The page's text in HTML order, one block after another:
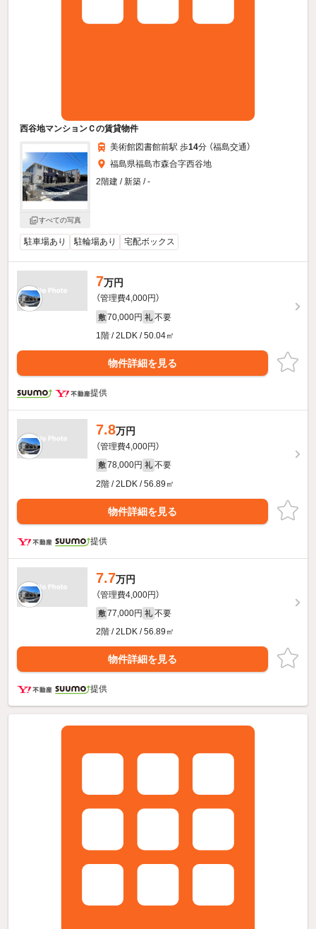
西谷地マンションＣの賃貸物件
すべての写真
美術館図書館前駅 歩14分 （福島交通）
福島県福島市森合字西谷地
2階建 / 新築 / -
駐車場あり 駐輪場あり 宅配ボックス
7万円
（管理費4,000円）
敷 70,000円 礼 不要
1階 / 2LDK / 50.04㎡
物件詳細を見る
提供
7.8万円
（管理費4,000円）
敷 78,000円 礼 不要
2階 / 2LDK / 56.89㎡
物件詳細を見る
提供
7.7万円
（管理費4,000円）
敷 77,000円 礼 不要
2階 / 2LDK / 56.89㎡
物件詳細を見る
提供